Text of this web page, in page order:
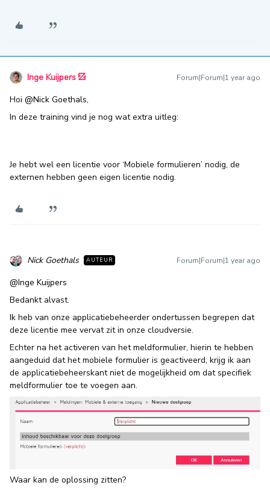
Inge Kuijpers Forum|Forum|1 year ago
Hoi @Nick Goethals,
In deze training vind je nog wat extra uitleg:
Je hebt wel een licentie voor ‘Mobiele formulieren’ nodig, de
externen hebben geen eigen licentie nodig.
Nick Goethals AUTEUR Forum|Forum|1 year ago
@Inge Kuijpers
Bedankt alvast.
Ik heb van onze applicatiebeheerder ondertussen begrepen dat
deze licentie mee vervat zit in onze cloudversie.
Echter na het activeren van het meldformulier, hierin te hebben
aangeduid dat het mobiele formulier is geactiveerd, krijg ik aan
de applicatiebeheerskant niet de mogelijkheid om dat specifiek
meldformulier toe te voegen aan.
Waar kan de oplossing zitten?